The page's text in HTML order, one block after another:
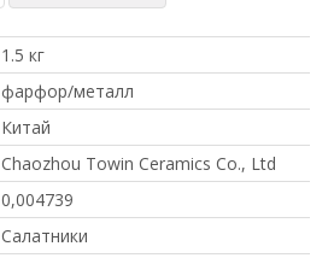
1.5 кг
фарфор/металл
Китай
Chaozhou Towin Ceramics Co., Ltd
0,004739
Салатники